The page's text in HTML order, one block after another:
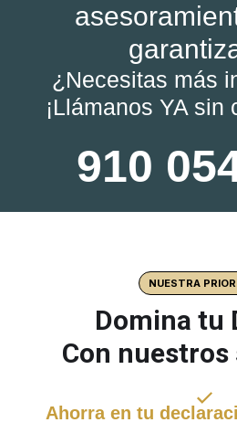
¿Necesitas más
¡Llámanos YA sin
910
NUESTRA
Domina tu
Con
Ahorra en tu